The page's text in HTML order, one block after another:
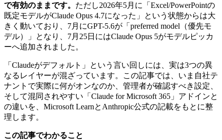
で有効のままです。 ただし2026年5月に「Excel/PowerPointの
既定モデルがClaude Opus 4.7になった」という状態からは大
きく動いており、7月にGPT-5.6が「preferred model（優先モ
デル）」となり、7月25日にはClaude Opus 5がモデルピッカ
ーへ追加されました。
「Claudeがデフォルト」という言い回しには、実は3つの異
なるレイヤーが混ざっています。この記事では、いま自社テ
ナントで実際に何がオンなのか、管理者が確認すべき設定、
そして混同されやすい「Claude for Microsoft 365」アドインと
の違いを、Microsoft LearnとAnthropic公式の記載をもとに整
理します。
この記事でわかること